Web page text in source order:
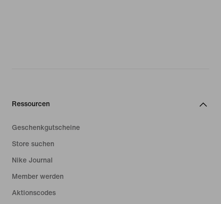
Ressourcen
Geschenkgutscheine
Store suchen
Nike Journal
Member werden
Aktionscodes